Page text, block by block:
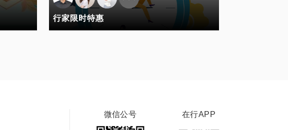
行家限时特惠
微信公号 在行APP